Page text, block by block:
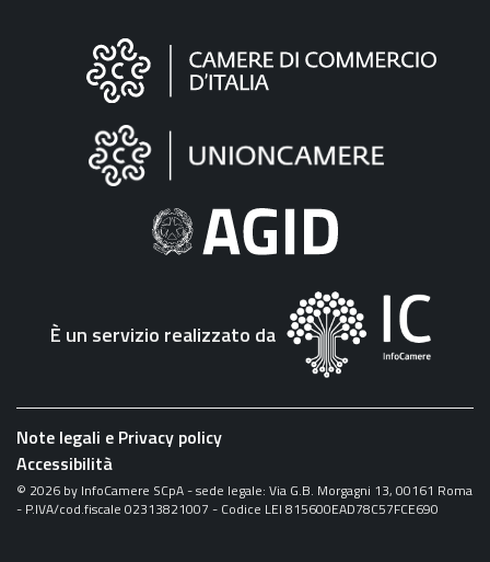
Informazioni
"Fattura
Elettronica"
È un servizio realizzato da
Note legali e Privacy policy
Accessibilità
© 2026 by InfoCamere SCpA - sede legale: Via G.B. Morgagni 13, 00161 Roma
- P.IVA/cod.fiscale 02313821007 - Codice LEI 815600EAD78C57FCE690